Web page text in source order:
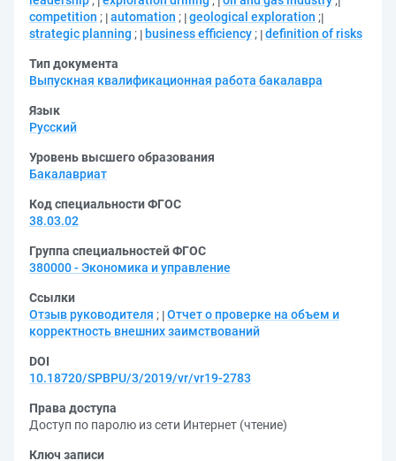
competition ; automation ; geological exploration ;
strategic planning ; business efficiency ; definition of risks
Тип документа
Выпускная квалификационная работа бакалавра
Язык
Русский
Уровень высшего образования
Бакалавриат
Код специальности ФГОС
38.03.02
Группа специальностей ФГОС
380000 - Экономика и управление
Ссылки
Отзыв руководителя ; Отчет о проверке на объем и
корректность внешних заимствований
DOI
10.18720/SPBPU/3/2019/vr/vr19-2783
Права доступа
Доступ по паролю из сети Интернет (чтение)
Ключ записи